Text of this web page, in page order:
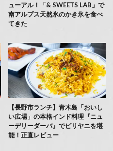
ューアル！「& SWEETS LAB」で
南アルプス天然氷のかき氷を食べ
てきた
【長野市ランチ】青木島「おいし
い広場」の本格インド料理『ニュ
ーデリーダーバ』でビリヤニを堪
能！正直レビュー